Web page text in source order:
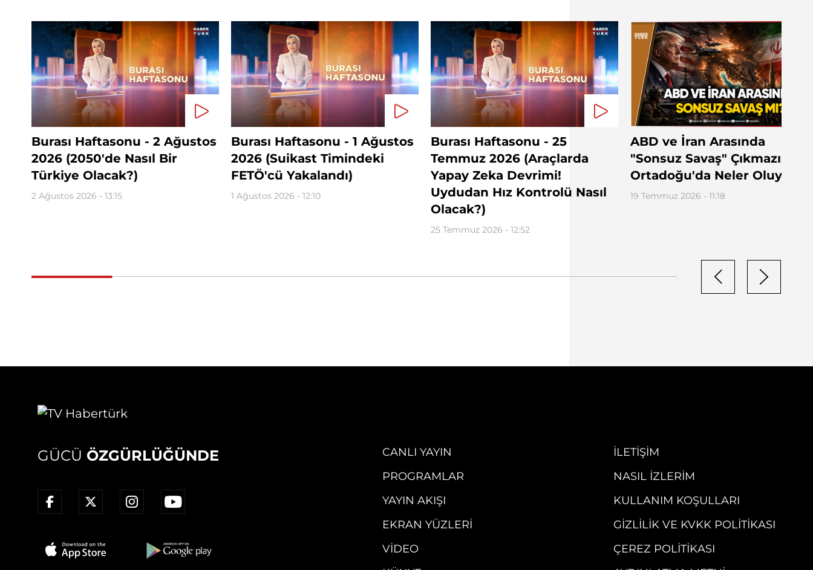
Burası Haftasonu - 2 Ağustos
2026 (2050'de Nasıl Bir
Türkiye Olacak?)
2 Ağustos 2026 - 13:15
Burası Haftasonu - 1 Ağustos
2026 (Suikast Timindeki
FETÖ'cü Yakalandı)
1 Ağustos 2026 - 12:10
Burası Haftasonu - 25
Temmuz 2026 (Araçlarda
Yapay Zeka Devrimi!
Uydudan Hız Kontrolü Nasıl
Olacak?)
25 Temmuz 2026 - 12:52
ABD ve İran Arasında
"Sonsuz Savaş" Çıkmazı:
Ortadoğu'da Neler Oluyor?
19 Temmuz 2026 - 11:18
GÜCÜ ÖZGÜRLÜĞÜNDE
CANLI YAYIN
PROGRAMLAR
YAYIN AKIŞI
EKRAN YÜZLERI
VIDEO
İLETIŞIM
NASIL İZLERIM
KULLANIM KOŞULLARI
GIZLILIK VE KVKK POLITIKASI
ÇEREZ POLITIKASI